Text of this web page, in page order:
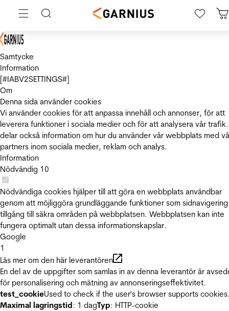
Samtycke
Information
[#IABV2SETTINGS#]
Om
Denna sida använder cookies
Vi använder cookies för att anpassa innehåll och annonser, för att
leverera funktioner i sociala medier och för att analysera vår
delar också information om hur du använder vår webbplats med
partners inom sociala medier, reklam och analys.
Information
Nödvändig 10
Nödvändiga cookies hjälper till att göra en webbplats användbar
genom att möjliggöra grundläggande funktioner som
tillgång till säkra områden på webbplatsen. Webbplatsen kan inte
fungera optimalt utan dessa informationskapslar.
Google
1
Läs mer om den här leverantören
En del av de uppgifter som samlas in av denna leverantör är
för personalisering och mätning av annonseringseffektivitet.
test_cookieUsed to check if the user's browser supports
Maximal lagringstid: 1 dagTyp: HTTP-cookie